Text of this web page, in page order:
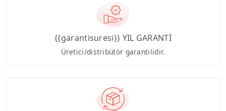
{{garantisuresi}} YIL GARANTİ
Üretici/distribütör garantilidir.